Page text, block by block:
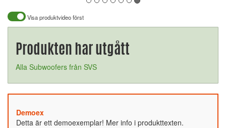
Visa produktvideo först
Produkten har utgått
Alla Subwoofers från SVS
Demoex
Detta är ett demoexemplar! Mer info i produkttexten.